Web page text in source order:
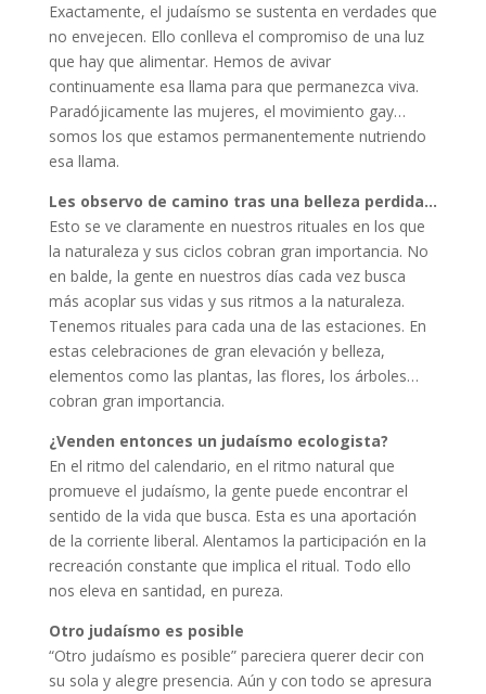
Exactamente, el judaísmo se sustenta en verdades que
no envejecen. Ello conlleva el compromiso de una luz
que hay que alimentar. Hemos de avivar
continuamente esa llama para que permanezca viva.
Paradójicamente las mujeres, el movimiento gay…
somos los que estamos permanentemente nutriendo
esa llama.
Les observo de camino tras una belleza perdida…
Esto se ve claramente en nuestros rituales en los que
la naturaleza y sus ciclos cobran gran importancia. No
en balde, la gente en nuestros días cada vez busca
más acoplar sus vidas y sus ritmos a la naturaleza.
Tenemos rituales para cada una de las estaciones. En
estas celebraciones de gran elevación y belleza,
elementos como las plantas, las flores, los árboles…
cobran gran importancia.
¿Venden entonces un judaísmo ecologista?
En el ritmo del calendario, en el ritmo natural que
promueve el judaísmo, la gente puede encontrar el
sentido de la vida que busca. Esta es una aportación
de la corriente liberal. Alentamos la participación en la
recreación constante que implica el ritual. Todo ello
nos eleva en santidad, en pureza.
Otro judaísmo es posible
“Otro judaísmo es posible” pareciera querer decir con
su sola y alegre presencia. Aún y con todo se apresura